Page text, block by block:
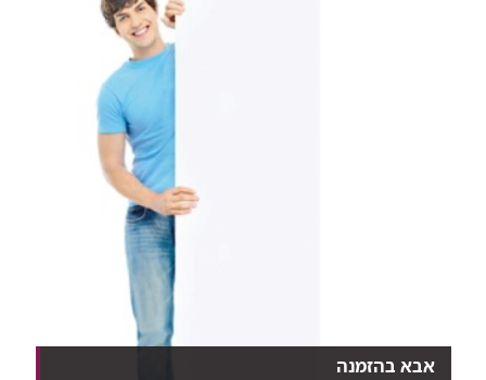
אבא בהזמנה